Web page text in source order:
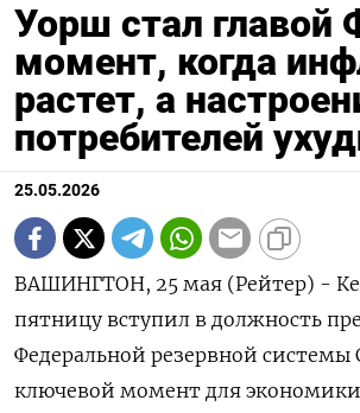
Уорш стал главой
момент, когда
растет, а
потребителей
25.05.2026
ВАШИНГТОН, 25 мая (Рейтер) -
пятницу вступил в должность
Федеральной резервной
ключевой момент для